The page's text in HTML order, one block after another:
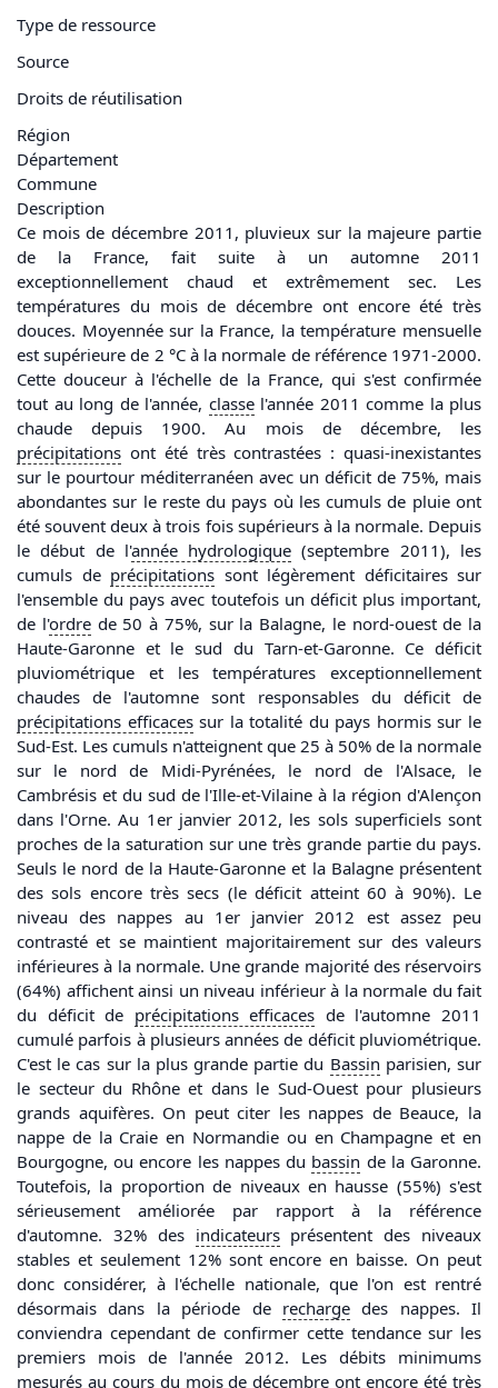
Type de ressource
Source
Droits de réutilisation
Région
Département
Commune
Description
Ce mois de décembre 2011, pluvieux sur la majeure partie
de la France, fait suite à un automne 2011
exceptionnellement chaud et extrêmement sec. Les
températures du mois de décembre ont encore été très
douces. Moyennée sur la France, la température mensuelle
est supérieure de 2 °C à la normale de référence 1971-2000.
Cette douceur à l'échelle de la France, qui s'est confirmée
tout au long de l'année, classel'année 2011 comme la plus
chaude depuis 1900. Au mois de décembre, les
précipitations ont été très contrastées : quasi-inexistantes
sur le pourtour méditerranéen avec un déficit de 75%, mais
abondantes sur le reste du pays où les cumuls de pluie ont
été souvent deux à trois fois supérieurs à la normale. Depuis
le début de l'année hydrologique (septembre 2011), les
cumuls de précipitations sont légèrement déficitaires sur
l'ensemble du pays avec toutefois un déficit plus important,
de l'ordrede 50 à 75%, sur la Balagne, le nord-ouest de la
Haute-Garonne et le sud du Tarn-et-Garonne. Ce déficit
pluviométrique et les températures exceptionnellement
chaudes de l'automne sont responsables du déficit de
précipitations efficacessur la totalité du pays hormis sur le
Sud-Est. Les cumuls n'atteignent que 25 à 50% de la normale
sur le nord de Midi-Pyrénées, le nord de l'Alsace, le
Cambrésis et du sud de l'Ille-et-Vilaine à la région d'Alençon
dans l'Orne. Au 1er janvier 2012, les sols superficiels sont
proches de la saturation sur une très grande partie du pays.
Seuls le nord de la Haute-Garonne et la Balagne présentent
des sols encore très secs (le déficit atteint 60 à 90%). Le
niveau des nappes au 1er janvier 2012 est assez peu
contrasté et se maintient majoritairement sur des valeurs
inférieures à la normale. Une grande majorité des réservoirs
(64%) affichent ainsi un niveau inférieur à la normale du fait
du déficit de précipitationsefficaces de l'automne 2011
cumulé parfois à plusieurs années de déficit pluviométrique.
C'est le cas sur la plus grande partie du Bassin parisien, sur
le secteur du Rhône et dans le Sud-Ouest pour plusieurs
grands aquifères. On peut citer les nappes de Beauce, la
nappe de la Craie en Normandie ou en Champagne et en
Bourgogne, ou encore les nappes du bassin de la Garonne.
Toutefois, la proportion de niveaux en hausse (55%) s'est
sérieusement améliorée par rapport à la référence
d'automne. 32% des indicateursprésentent des niveaux
stables et seulement 12% sont encore en baisse. On peut
donc considérer, à l'échelle nationale, que l'on est rentré
désormais dans la période de rechargedes nappes. Il
conviendra cependant de confirmer cette tendance sur les
premiers mois de l'année 2012. Les débits minimums
mesurés au cours du mois de décembre ont encore été très